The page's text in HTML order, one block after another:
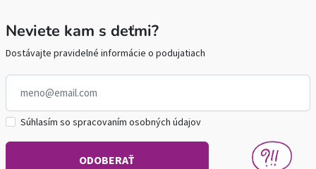
Neviete kam s deťmi?
Dostávajte pravidelné informácie o podujatiach
Súhlasím so spracovaním osobných údajov